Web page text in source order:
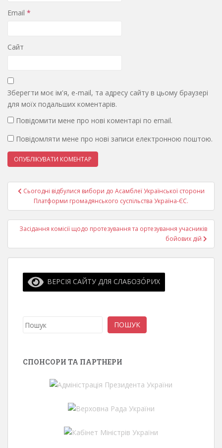
Email *
Сайт
Зберегти моє ім'я, e-mail, та адресу сайту в цьому браузері
для моїх подальших коментарів.
Повідомити мене про нові коментарі по email.
Повідомляти мене про нові записи електронною поштою.
Навігація
записів
Сьогодні відбулися вибори до Асамблеї Української сторони
Платформи громадянського суспільства Україна-ЄС.
Засідання комісії щодо протезування та ортезування учасників
бойових дій
ВЕРСІЯ САЙТУ ДЛЯ СЛАБОЗО́РИХ
Пошук ПОШУК
СПОНСОРИ ТА ПАРТНЕРИ